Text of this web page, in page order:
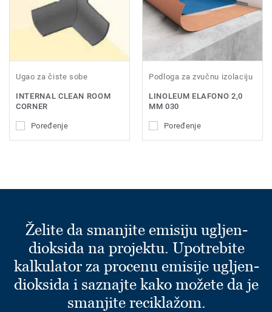
Ugao za čiste sobe
INTERNAL CLEAN ROOM
CORNER
Poređenje
Podloga za zvučnu izolaciju
LINOLEUM ELAFONO 2,0
MM 030
Poređenje
Želite da smanjite emisiju ugljen-
dioksida na projektu. Upotrebite
kalkulator za procenu emisije ugljen-
dioksida i saznajte kako možete da je
smanjite reciklažom.